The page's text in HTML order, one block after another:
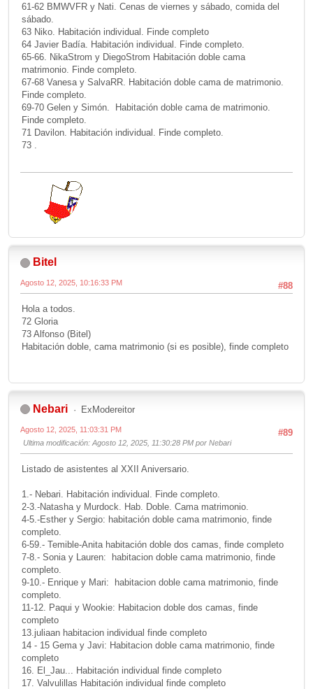
61-62 BMWVFR y Nati. Cenas de viernes y sábado, comida del
sábado.
63 Niko. Habitación individual. Finde completo
64 Javier Badía. Habitación individual. Finde completo.
65-66. NikaStrom y DiegoStrom Habitación doble cama
matrimonio. Finde completo.
67-68 Vanesa y SalvaRR. Habitación doble cama de matrimonio.
Finde completo.
69-70 Gelen y Simón. Habitación doble cama de matrimonio.
Finde completo.
71 Davilon. Habitación individual. Finde completo.
73 .
Bitel
#88
Agosto 12, 2025, 10:16:33 PM
Hola a todos.
72 Gloria
73 Alfonso (Bitel)
Habitación doble, cama matrimonio (si es posible), finde completo
Nebari ExModereitor
#89
Agosto 12, 2025, 11:03:31 PM
Ultima modificación: Agosto 12, 2025, 11:30:28 PM por Nebari
Listado de asistentes al XXII Aniversario.
1.- Nebari. Habitación individual. Finde completo.
2-3.-Natasha y Murdock. Hab. Doble. Cama matrimonio.
4-5.-Esther y Sergio: habitación doble cama matrimonio, finde
completo.
6-59.- Temible-Anita habitación doble dos camas, finde completo
7-8.- Sonia y Lauren: habitacion doble cama matrimonio, finde
completo.
9-10.- Enrique y Mari: habitacion doble cama matrimonio, finde
completo.
11-12. Paqui y Wookie: Habitacion doble dos camas, finde
completo
13.juliaan habitacion individual finde completo
14 - 15 Gema y Javi: Habitacion doble cama matrimonio, finde
completo
16. El_Jau... Habitación individual finde completo
17. Valvulillas Habitación individual finde completo